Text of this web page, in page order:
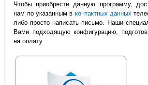
Чтобы приобрести данную программу,
нам по указанным в контактных данных
либо просто написать письмо. Наши
Вами подходящую конфигурацию,
на оплату.